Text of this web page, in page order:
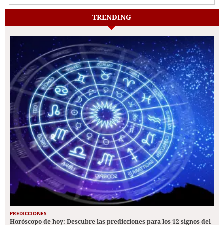
TRENDING
PREDICCIONES
Horóscopo de hoy: Descubre las predicciones para los 12 signos del